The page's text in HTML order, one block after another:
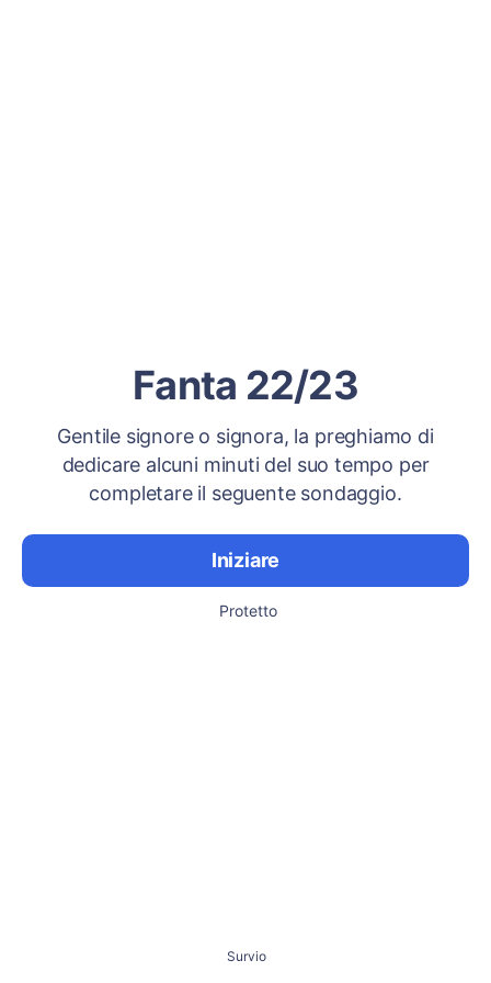
Fanta 22/23
Gentile signore o signora, la preghiamo di
dedicare alcuni minuti del suo tempo per
completare il seguente sondaggio.
Iniziare
Protetto
Survio